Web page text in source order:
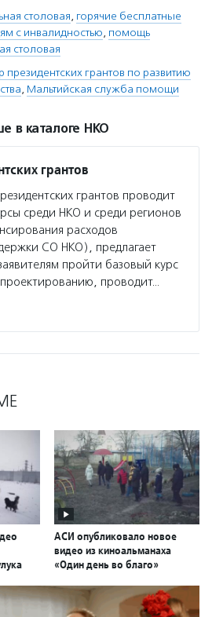
столовая, горячие бесплатные
с инвалидностью, помощь
столовая
грантов по развитию
, Мальтийская служба помощи
в каталоге НКО
грантов
грантов проводит
среди НКО и среди регионов
расходов
СО НКО), предлагает
пройти базовый курс
проводит…
АСИ опубликовало новое
видео из киноальманаха
«Один день во благо»